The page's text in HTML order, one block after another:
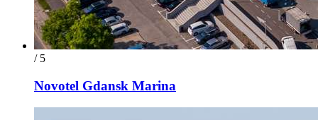
/ 5
Novotel Gdansk Marina